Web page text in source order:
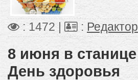
: 1472 | : Редактор
8 июня в
День здоровья